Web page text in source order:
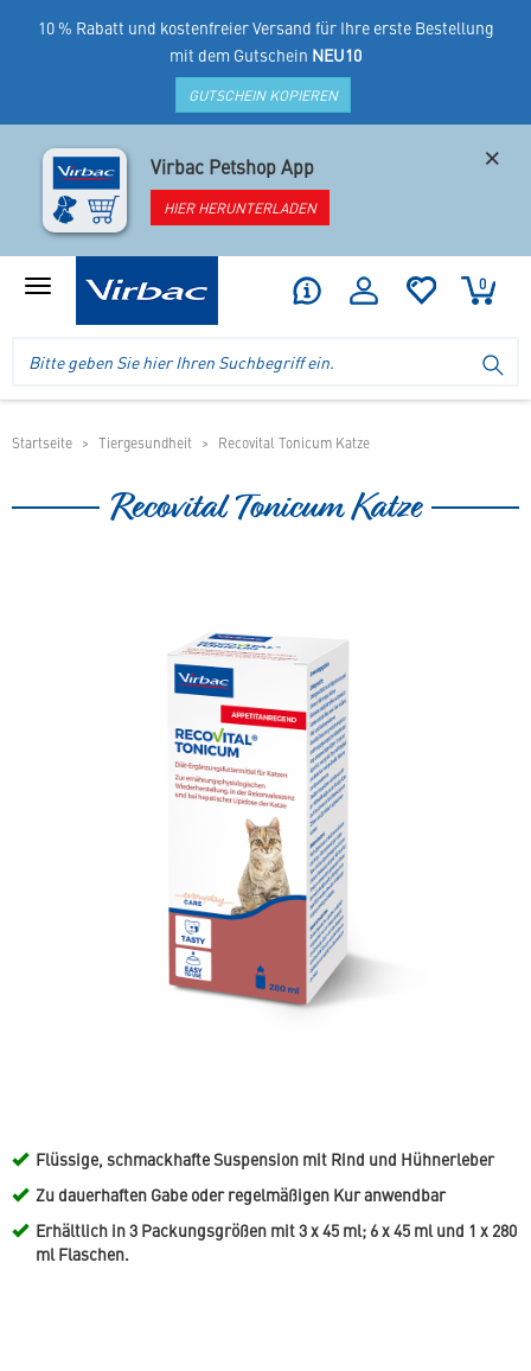
10 % Rabatt und kostenfreier Versand für Ihre erste Bestellung
mit dem Gutschein NEU10
GUTSCHEIN KOPIEREN
Virbac Petshop App
HIER HERUNTERLADEN
×
Produktmenü
Virbac
Ihr
Shop
spezielles
0
Header
mobilen
Startseite Tiergesundheit Recovital Tonicum Katze
Recovital Tonicum Katze
Flüssige, schmackhafte Suspension mit Rind und Hühnerleber
Zu dauerhaften Gabe oder regelmäßigen Kur anwendbar
Erhältlich in 3 Packungsgrößen mit 3 x 45 ml; 6 x 45 ml und 1 x 280
ml Flaschen.